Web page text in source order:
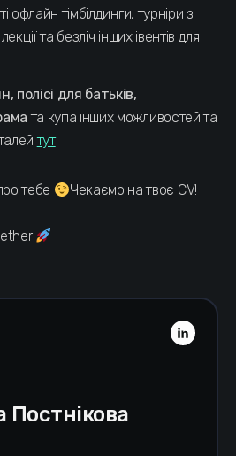
офлайн тімбілдинги, турніри з
та безліч інших івентів для
полісі для батьків,
та купа інших можливостей та
тут
тебе Чекаємо на твоє CV!
Постнікова